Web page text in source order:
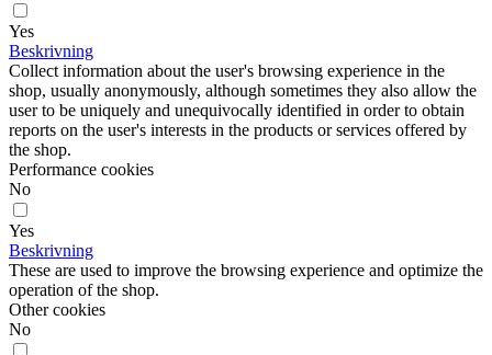
Yes
Beskrivning
Collect information about the user's browsing experience in the
shop, usually anonymously, although sometimes they also allow the
user to be uniquely and unequivocally identified in order to obtain
reports on the user's interests in the products or services offered by
the shop.
Performance cookies
No
Yes
Beskrivning
These are used to improve the browsing experience and optimize the
operation of the shop.
Other cookies
No